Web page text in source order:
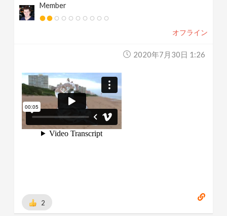
Member
オフライン
2020年7月30日 1:26
2